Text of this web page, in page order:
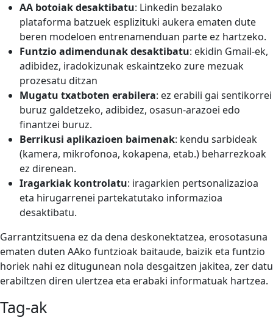
AA botoiak desaktibatu: Linkedin bezalako
plataforma batzuek esplizituki aukera ematen dute
beren modeloen entrenamenduan parte ez hartzeko.
Funtzio adimendunak desaktibatu: ekidin Gmail-ek,
adibidez, iradokizunak eskaintzeko zure mezuak
prozesatu ditzan
Mugatu txatboten erabilera: ez erabili gai sentikorrei
buruz galdetzeko, adibidez, osasun-arazoei edo
finantzei buruz.
Berrikusi aplikazioen baimenak: kendu sarbideak
(kamera, mikrofonoa, kokapena, etab.) beharrezkoak
ez direnean.
Iragarkiak kontrolatu: iragarkien pertsonalizazioa
eta hirugarrenei partekatutako informazioa
desaktibatu.
Garrantzitsuena ez da dena deskonektatzea, erosotasuna
ematen duten AAko funtzioak baitaude, baizik eta funtzio
horiek nahi ez ditugunean nola desgaitzen jakitea, zer datu
erabiltzen diren ulertzea eta erabaki informatuak hartzea.
Tag-ak